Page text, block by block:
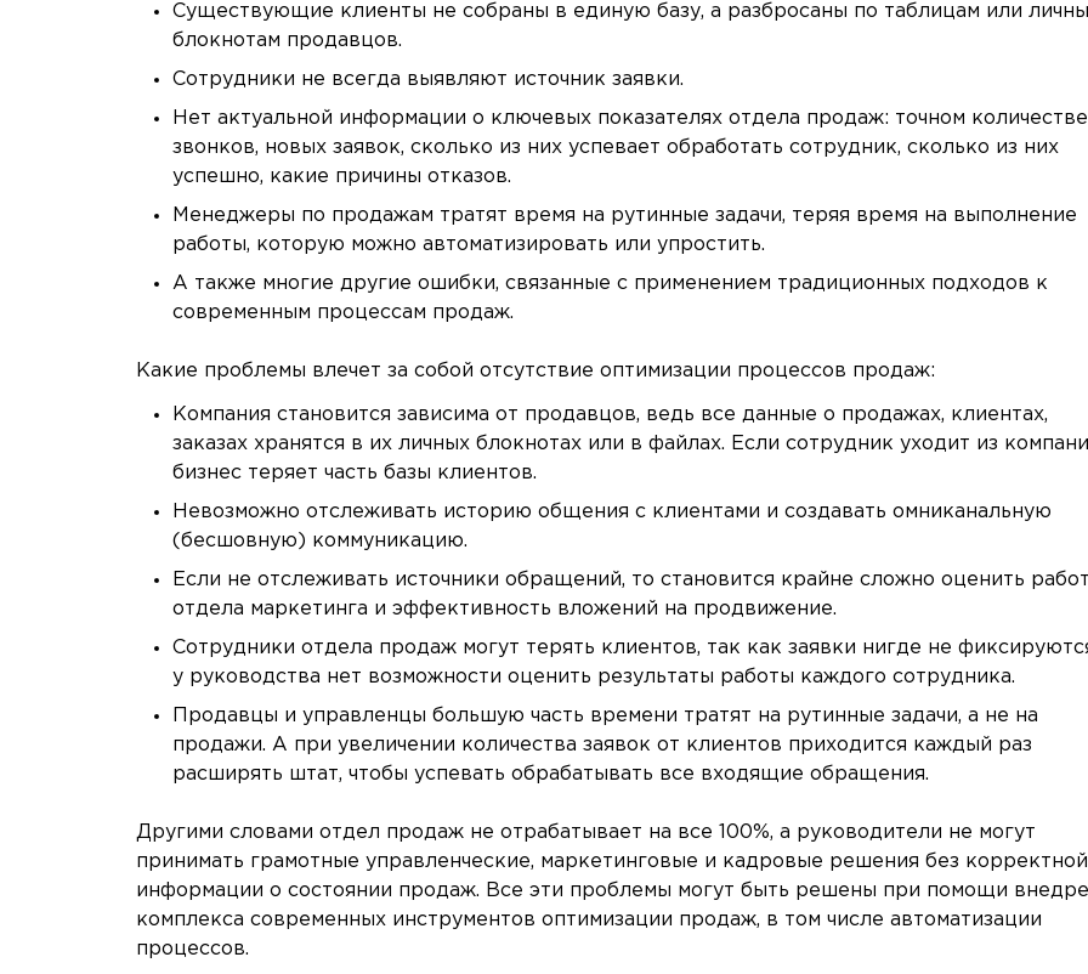
Существующие клиенты не собраны в единую базу, а разбросаны по таблицам или
блокнотам продавцов.
Сотрудники не всегда выявляют источник заявки.
Нет актуальной информации о ключевых показателях отдела продаж: точном количестве
звонков, новых заявок, сколько из них успевает обработать сотрудник, сколько из них
успешно, какие причины отказов.
Менеджеры по продажам тратят время на рутинные задачи, теряя время на выполнение
работы, которую можно автоматизировать или упростить.
А также многие другие ошибки, связанные с применением традиционных подходов к
современным процессам продаж.
Какие проблемы влечет за собой отсутствие оптимизации процессов продаж:
Компания становится зависима от продавцов, ведь все данные о продажах, клиентах,
заказах хранятся в их личных блокнотах или в файлах. Если сотрудник уходит из
бизнес теряет часть базы клиентов.
Невозможно отслеживать историю общения с клиентами и создавать омниканальную
(бесшовную) коммуникацию.
Если не отслеживать источники обращений, то становится крайне сложно оценить
отдела маркетинга и эффективность вложений на продвижение.
Сотрудники отдела продаж могут терять клиентов, так как заявки нигде не
у руководства нет возможности оценить результаты работы каждого сотрудника.
Продавцы и управленцы большую часть времени тратят на рутинные задачи, а не на
продажи. А при увеличении количества заявок от клиентов приходится каждый раз
расширять штат, чтобы успевать обрабатывать все входящие обращения.
Другими словами отдел продаж не отрабатывает на все 100%, а руководители не могут
принимать грамотные управленческие, маркетинговые и кадровые решения без корректной
информации о состоянии продаж. Все эти проблемы могут быть решены при помощи
комплекса современных инструментов оптимизации продаж, в том числе автоматизации
процессов.